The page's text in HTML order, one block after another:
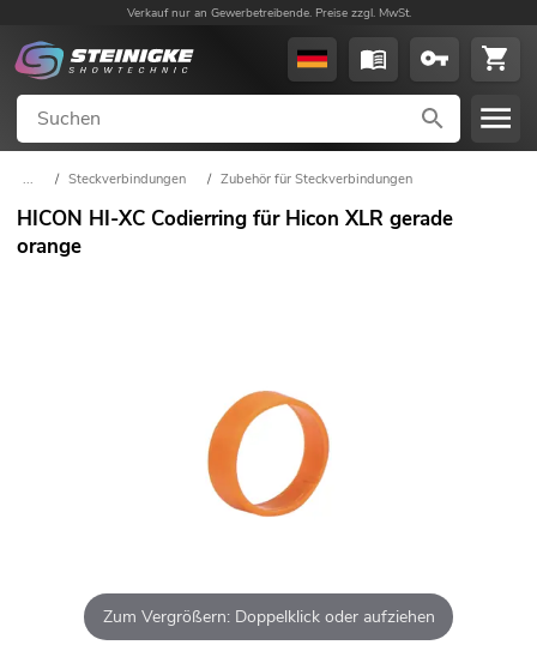
Verkauf nur an Gewerbetreibende. Preise zzgl. MwSt.
... / Steckverbindungen / Zubehör für Steckverbindungen
HICON HI-XC Codierring für Hicon XLR gerade
orange
Zum Vergrößern: Doppelklick oder aufziehen